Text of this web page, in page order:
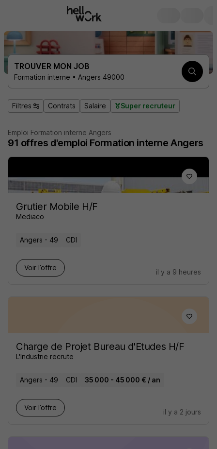
TROUVER MON JOB
Formation interne • Angers 49000
Filtres Contrats Salaire Super recruteur
Emploi Formation interne Angers
91 offres d'emploi Formation interne Angers
Grutier Mobile H/F
Mediaco
Angers - 49 CDI
Voir l’offre
il y a 9 heures
Charge de Projet Bureau d'Etudes H/F
L'Industrie recrute
Angers - 49 CDI 35 000 - 45 000 € / an
Voir l’offre
il y a 2 jours